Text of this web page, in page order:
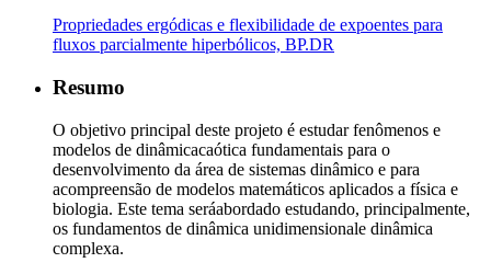
Propriedades ergódicas e flexibilidade de expoentes para
fluxos parcialmente hiperbólicos, BP.DR
Resumo
O objetivo principal deste projeto é estudar fenômenos e
modelos de dinâmicacaótica fundamentais para o
desenvolvimento da área de sistemas dinâmico e para
acompreensão de modelos matemáticos aplicados a física e
biologia. Este tema seráabordado estudando, principalmente,
os fundamentos de dinâmica unidimensionale dinâmica
complexa.